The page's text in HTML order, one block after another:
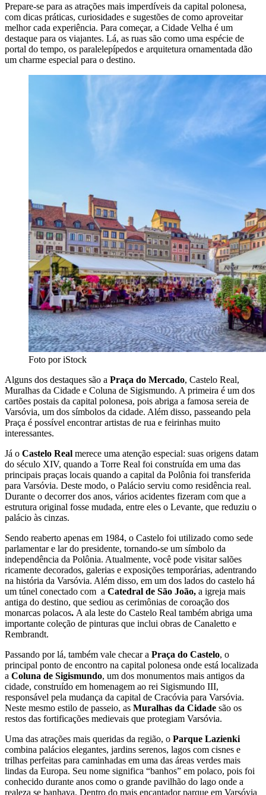
Prepare-se para as atrações mais imperdíveis da capital polonesa,
com dicas práticas, curiosidades e sugestões de como aproveitar
melhor cada experiência. Para começar, a Cidade Velha é um
destaque para os viajantes. Lá, as ruas são como uma espécie de
portal do tempo, os paralelepípedos e arquitetura ornamentada dão
um charme especial para o destino.
Foto por iStock
Alguns dos destaques são a Praça do Mercado, Castelo Real,
Muralhas da Cidade e Coluna de Sigismundo. A primeira é um dos
cartões postais da capital polonesa, pois abriga a famosa sereia de
Varsóvia, um dos símbolos da cidade. Além disso, passeando pela
Praça é possível encontrar artistas de rua e feirinhas muito
interessantes.
Já o Castelo Real merece uma atenção especial: suas origens datam
do século XIV, quando a Torre Real foi construída em uma das
principais praças locais quando a capital da Polônia foi transferida
para Varsóvia. Deste modo, o Palácio serviu como residência real.
Durante o decorrer dos anos, vários acidentes fizeram com que a
estrutura original fosse mudada, entre eles o Levante, que reduziu o
palácio às cinzas.
Sendo reaberto apenas em 1984, o Castelo foi utilizado como sede
parlamentar e lar do presidente, tornando-se um símbolo da
independência da Polônia. Atualmente, você pode visitar salões
ricamente decorados, galerias e exposições temporárias, adentrando
na história da Varsóvia. Além disso, em um dos lados do castelo há
um túnel conectado com a Catedral de São João, a igreja mais
antiga do destino, que sediou as cerimônias de coroação dos
monarcas polacos. A ala leste do Castelo Real também abriga uma
importante coleção de pinturas que inclui obras de Canaletto e
Rembrandt.
Passando por lá, também vale checar a Praça do Castelo, o
principal ponto de encontro na capital polonesa onde está localizada
a Coluna de Sigismundo, um dos monumentos mais antigos da
cidade, construído em homenagem ao rei Sigismundo III,
responsável pela mudança da capital de Cracóvia para Varsóvia.
Neste mesmo estilo de passeio, as Muralhas da Cidade são os
restos das fortificações medievais que protegiam Varsóvia.
Uma das atrações mais queridas da região, o Parque Lazienki
combina palácios elegantes, jardins serenos, lagos com cisnes e
trilhas perfeitas para caminhadas em uma das áreas verdes mais
lindas da Europa. Seu nome significa “banhos” em polaco, pois foi
conhecido durante anos como o grande pavilhão do lago onde a
realeza se banhava. Dentro do mais encantador parque em Varsóvia